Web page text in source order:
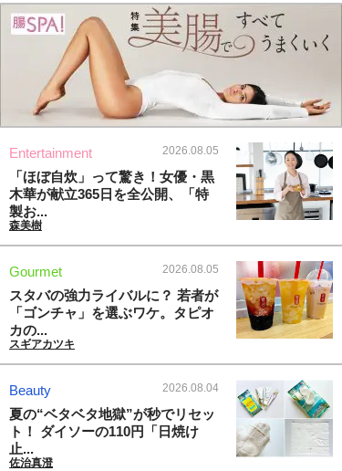
Entertainment 2026.08.05
「ほぼ自炊」って驚き！女優・黒
木華が献立365日を全公開、「特
製お...
森美樹
Gourmet 2026.08.05
スタバの強力ライバルに？ 若者が
「ゴンチャ」を選ぶワケ。タピオ
カの...
スギアカツキ
Beauty 2026.08.04
夏の“ベタベタ地獄”が秒でリセッ
ト！ ダイソーの110円「日焼け
止...
佐治真澄